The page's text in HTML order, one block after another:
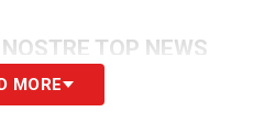
TOP NEWS
MORE